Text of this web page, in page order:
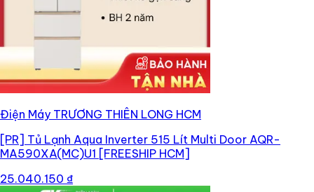
Điện Máy TRƯƠNG THIÊN LONG HCM
[PR] Tủ Lạnh Aqua Inverter 515 Lít Multi Door AQR-
MA590XA(MC)U1 [FREESHIP HCM]
25.040.150 ₫